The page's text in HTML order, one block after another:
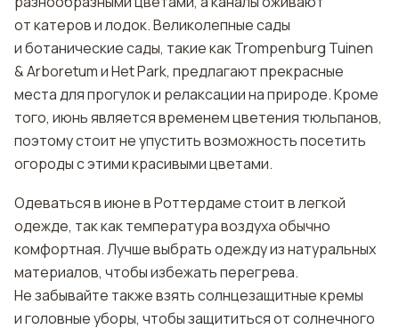
от катеров и лодок. Великолепные сады
и ботанические сады, такие как Trompenburg Tuinen
& Arboretum и Het Park, предлагают прекрасные
места для прогулок и релаксации на природе. Кроме
того, июнь является временем цветения тюльпанов,
поэтому стоит не упустить возможность посетить
огороды с этими красивыми цветами.
Одеваться в июне в Роттердаме стоит в легкой
одежде, так как температура воздуха обычно
комфортная. Лучше выбрать одежду из натуральных
материалов, чтобы избежать перегрева.
Не забывайте также взять солнцезащитные кремы
и головные уборы, чтобы защититься от солнечного